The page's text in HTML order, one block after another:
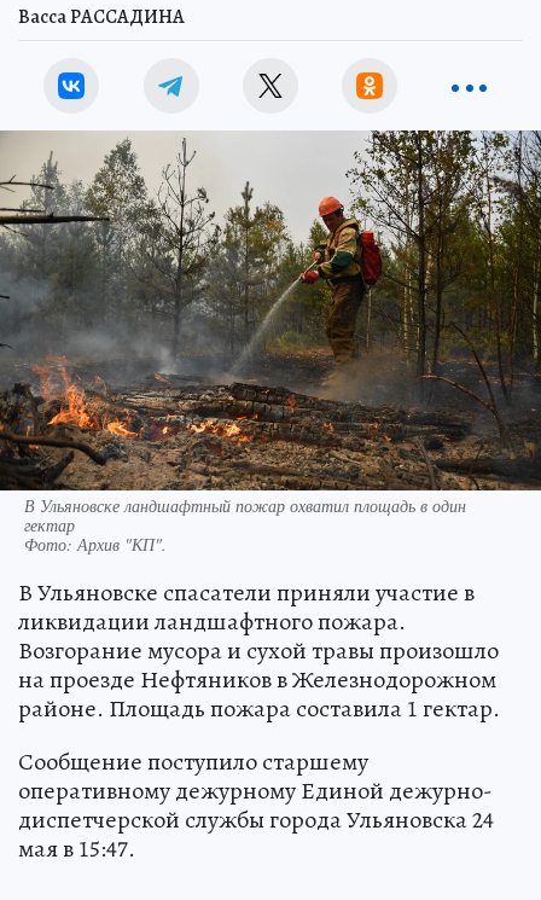
Васса РАССАДИНА
В Ульяновске ландшафтный пожар охватил площадь в один
гектар
Фото:Архив "КП".
В Ульяновске спасатели приняли участие в
ликвидации ландшафтного пожара.
Возгорание мусора и сухой травы произошло
на проезде Нефтяников в Железнодорожном
районе. Площадь пожара составила 1 гектар.
Сообщение поступило старшему
оперативному дежурному Единой дежурно-
диспетчерской службы города Ульяновска 24
мая в 15:47.